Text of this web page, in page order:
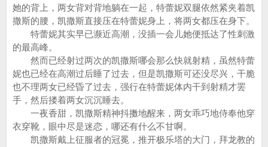
她的背上，两女背对背地躺在一起，特蕾妮双腿依然紧夹着凯
撒斯的腰，凯撒斯直接压在特蕾妮身上，将两女都压在身下。
特蕾妮其实早已濒近高潮，没插一会儿她便抵达了性刺激
的最高峰。
然而已经射过两次的凯撒斯哪会那么快就射精，虽然特蕾
妮也已经在高潮过后睡了过去，但是凯撒斯可还没尽兴，干脆
也不理两女已经昏了过去，强行在特蕾妮体内干到射精才罢
手，然后搂着两女沉沉睡去。
一夜香甜，凯撒斯精神抖擞地醒来，两女乖巧地侍奉他穿
衣穿靴，眼中尽是迷恋，哪还有什么不甘啊。
凯撒斯戴上征服者的冠冕，推开极乐塔的大门，拜龙教的